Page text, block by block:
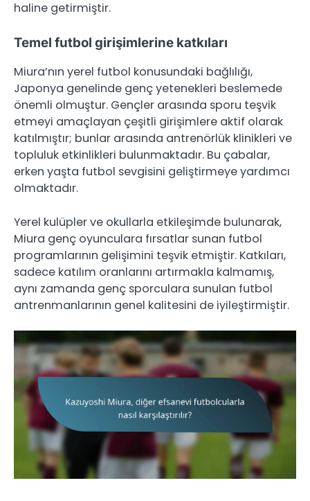
haline getirmiştir.
Temel futbol girişimlerine katkıları
Miura’nın yerel futbol konusundaki bağlılığı,
Japonya genelinde genç yetenekleri beslemede
önemli olmuştur. Gençler arasında sporu teşvik
etmeyi amaçlayan çeşitli girişimlere aktif olarak
katılmıştır; bunlar arasında antrenörlük klinikleri ve
topluluk etkinlikleri bulunmaktadır. Bu çabalar,
erken yaşta futbol sevgisini geliştirmeye yardımcı
olmaktadır.
Yerel kulüpler ve okullarla etkileşimde bulunarak,
Miura genç oyunculara fırsatlar sunan futbol
programlarının gelişimini teşvik etmiştir. Katkıları,
sadece katılım oranlarını artırmakla kalmamış,
aynı zamanda genç sporculara sunulan futbol
antrenmanlarının genel kalitesini de iyileştirmiştir.